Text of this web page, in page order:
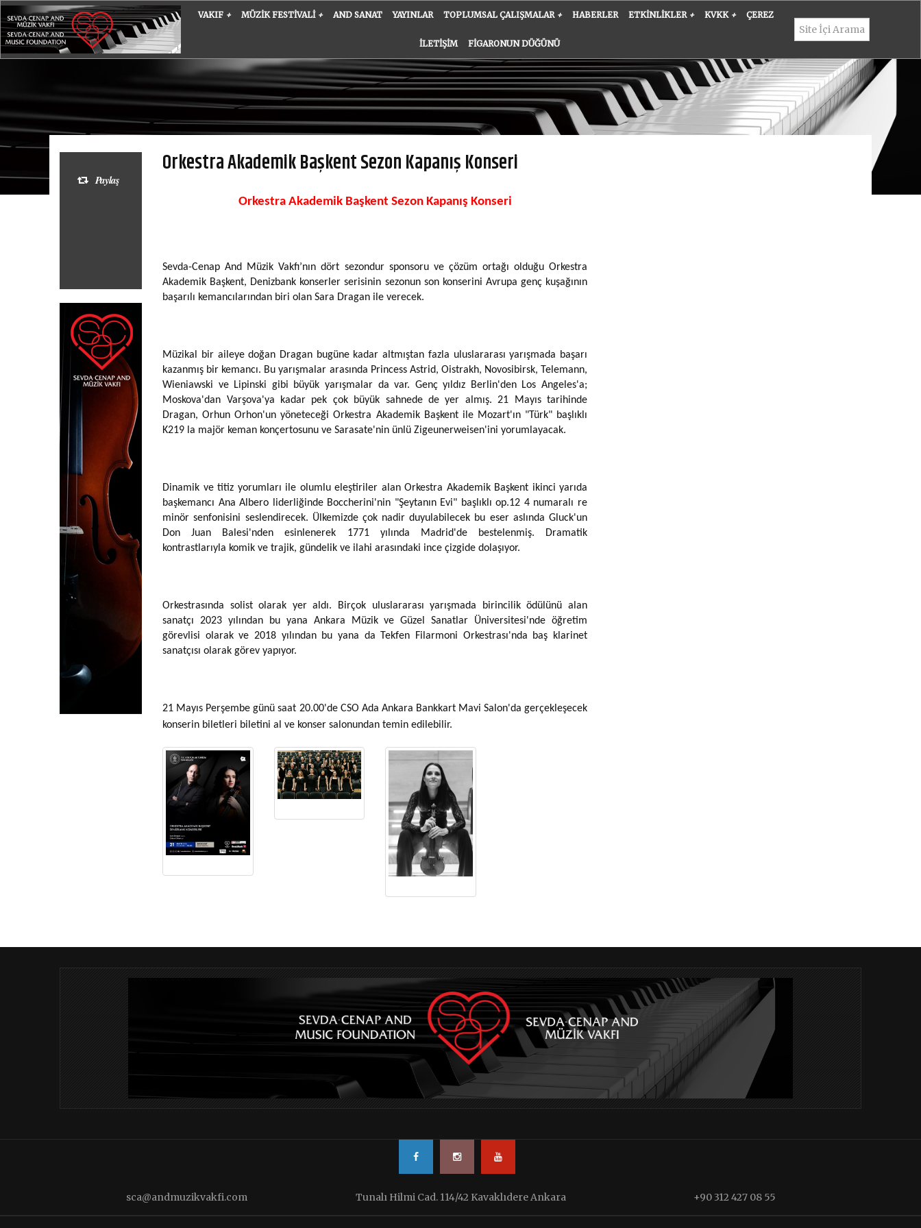
VAKIF + MÜZIK FESTIVALI + AND SANAT YAYINLAR TOPLUMSAL ÇALIŞMALAR + HABERLER ETKINLIKLER + KVKK + ÇEREZ
İLETIŞIM FIGARONUN DÜĞÜNÜ
Paylaş
Orkestra Akademik Başkent Sezon Kapanış Konseri
Orkestra Akademik Başkent Sezon Kapanış Konseri
Sevda-Cenap And Müzik Vakfı’nın dört sezondur sponsoru ve çözüm ortağı olduğu Orkestra
Akademik Başkent, Denizbank konserler serisinin sezonun son konserini Avrupa genç kuşağının
başarılı kemancılarından biri olan Sara Dragan ile verecek.
Müzikal bir aileye doğan Dragan bugüne kadar altmıştan fazla uluslararası yarışmada başarı
kazanmış bir kemancı. Bu yarışmalar arasında Princess Astrid, Oistrakh, Novosibirsk, Telemann,
Wieniawski ve Lipinski gibi büyük yarışmalar da var. Genç yıldız Berlin'den Los Angeles'a;
Moskova'dan Varşova'ya kadar pek çok büyük sahnede de yer almış. 21 Mayıs tarihinde
Dragan, Orhun Orhon'un yöneteceği Orkestra Akademik Başkent ile Mozart'ın "Türk" başlıklı
K219 la majör keman konçertosunu ve Sarasate'nin ünlü Zigeunerweisen'ini yorumlayacak.
Dinamik ve titiz yorumları ile olumlu eleştiriler alan Orkestra Akademik Başkent ikinci yarıda
başkemancı Ana Albero liderliğinde Boccherini'nin "Şeytanın Evi" başlıklı op.12 4 numaralı re
minör senfonisini seslendirecek. Ülkemizde çok nadir duyulabilecek bu eser aslında Gluck'un
Don Juan Balesi'nden esinlenerek 1771 yılında Madrid'de bestelenmiş. Dramatik
kontrastlarıyla komik ve trajik, gündelik ve ilahi arasındaki ince çizgide dolaşıyor.
Orkestrasında solist olarak yer aldı. Birçok uluslararası yarışmada birincilik ödülünü alan
sanatçı 2023 yılından bu yana Ankara Müzik ve Güzel Sanatlar Üniversitesi'nde öğretim
görevlisi olarak ve 2018 yılından bu yana da Tekfen Filarmoni Orkestrası'nda baş klarinet
sanatçısı olarak görev yapıyor.
21 Mayıs Perşembe günü saat 20.00'de CSO Ada Ankara Bankkart Mavi Salon'da gerçekleşecek
konserin biletleri biletini al ve konser salonundan temin edilebilir.
sca@andmuzikvakfi.com Tunalı Hilmi Cad. 114/42 Kavaklıdere Ankara +90 312 427 08 55